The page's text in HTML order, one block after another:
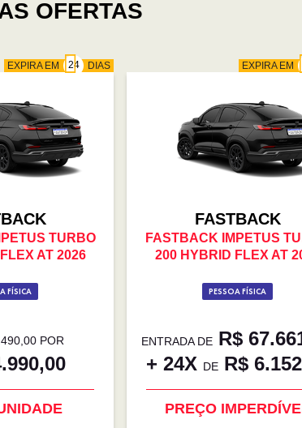
OFERTAS
EXPIRA EM DIAS
TURBO
AT 2026
FÍSICA
POR
EXPIRA EM
FASTBACK
FASTBACK IMPETUS
200 HYBRID FLEX AT
PESSOA FÍSICA
ENTRADA DE R$
+ 24X DE R$
OPORTUNIDADE